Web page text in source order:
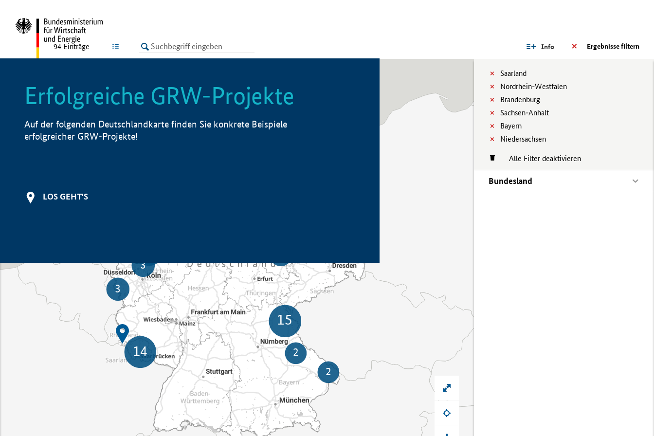
LISTE Ergebnisse filtern
Info
Saarland
Nordrhein-Westfalen
Brandenburg
Sachsen-Anhalt
Bayern
Niedersachsen
Alle Filter deaktivieren
Bundesland
94 Einträge
Erfolgreiche GRW-Projekte
Auf der folgenden Deutschlandkarte finden Sie konkrete Beispiele
erfolgreicher GRW-Projekte!
LOS GEHT'S